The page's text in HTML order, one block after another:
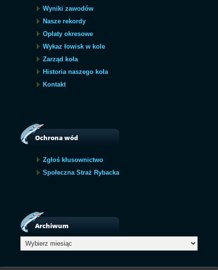
Wyniki zawodów
Nasze rekordy
Opłaty okresowe
Wykaz łowisk w kole
Zarząd koła
Historia naszego koła
Kontakt
Ochrona wód
Zgłoś kłusownictwo
Społeczna Straż Rybacka
Archiwum
Archiwum